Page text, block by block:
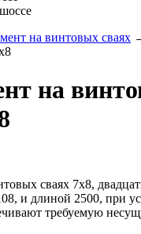
на винтовых сваях
на
сваях 7х8,
и длиной 2500, при
требуемую